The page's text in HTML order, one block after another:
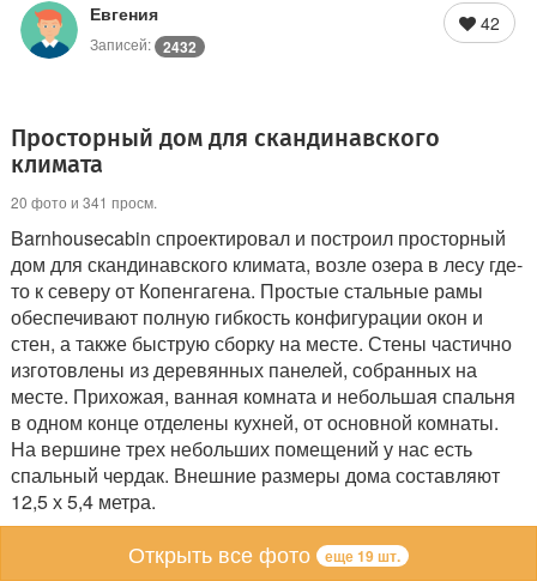
Евгения
Записей: 2432
42
Просторный дом для скандинавского
климата
20 фото и 341 просм.
Barnhousecabin спроектировал и построил просторный
дом для скандинавского климата, возле озера в лесу где-
то к северу от Копенгагена. Простые стальные рамы
обеспечивают полную гибкость конфигурации окон и
стен, а также быструю сборку на месте. Стены частично
изготовлены из деревянных панелей, собранных на
месте. Прихожая, ванная комната и небольшая спальня
в одном конце отделены кухней, от основной комнаты.
На вершине трех небольших помещений у нас есть
спальный чердак. Внешние размеры дома составляют
12,5 х 5,4 метра.
Открыть все фото еще 19 шт.